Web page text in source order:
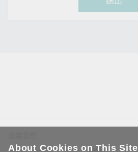
About Cookies on This Site